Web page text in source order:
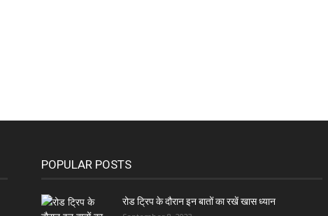
POPULAR POSTS
रोड ट्रिप के दौरान इन बातों का रखें खास ध्यान